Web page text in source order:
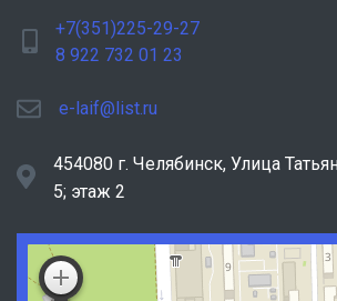
+7(351)225-29-27
8 922 732 01 23
e-laif@list.ru
454080 г. Челябинск, ​Улица
5; этаж 2